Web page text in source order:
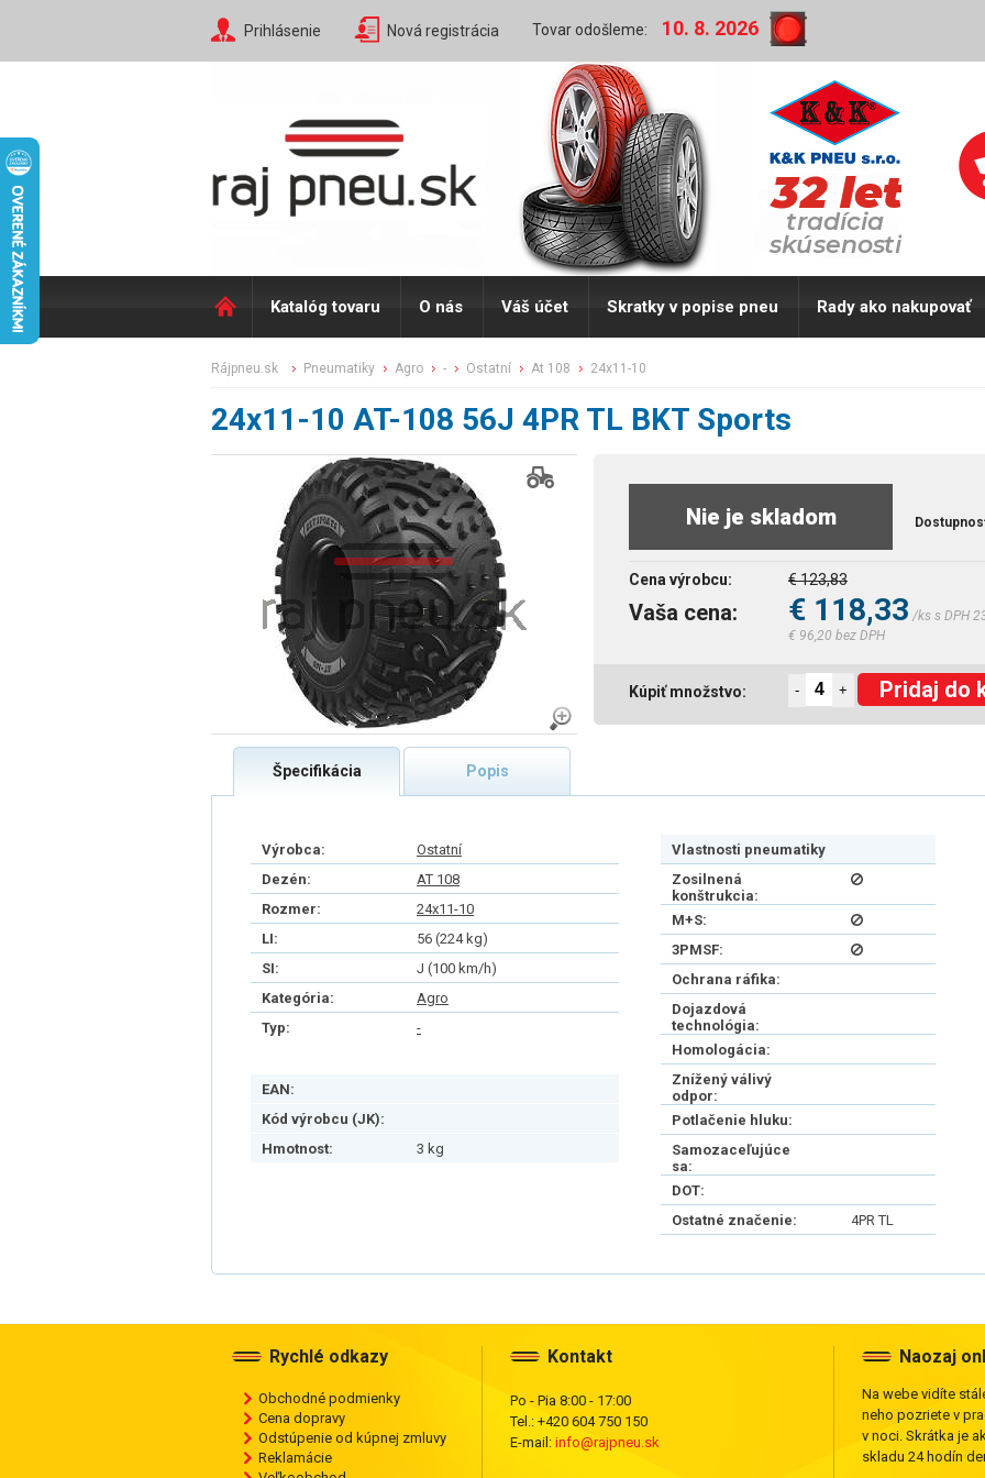
Prihlásenie Nová registrácia Tovar odošleme: 10. 8. 2026
Katalóg tovaru O nás Váš účet Skratky v popise pneu Rady ako nakupovať
rájpneu.sk pneumatiky agro - ostatní at 108 24x11-10
24x11-10 AT-108 56J 4PR TL BKT Sports
Nie je skladom
Cena výrobcu: € 123,83
Vaša cena: € 118,33 /ks s DPH
€ 96,20 bez DPH
Kúpiť množstvo: - + Pridaj do
Špecifikácia Popis
Výrobca:
Ostatní
Dezén:
AT 108
Rozmer:
24x11-10
LI:
56 (224 kg)
SI:
J (100 km/h)
Kategória:
Agro
Typ:
-
EAN:
Kód výrobcu (JK):
Hmotnost:
3 kg
Vlastnosti pneumatiky
Zosilnená
konštrukcia:
M+S:
3PMSF:
Ochrana ráfika:
Dojazdová
technológia:
Homologácia:
Znížený válivý
odpor:
Potlačenie hluku:
Samozaceľujúce
sa:
DOT:
Ostatné značenie:
4PR TL
Rychlé odkazy
Obchodné podmienky
Cena dopravy
Odstúpenie od kúpnej zmluvy
Reklamácie
Kontakt
Po - Pia 8:00 - 17:00
Tel.: +420 604 750 150
E-mail: info@rajpneu.sk
Naozaj
Na webe vidíte
neho pozriete v
v noci. Skrátka je
skladu 24 hodín